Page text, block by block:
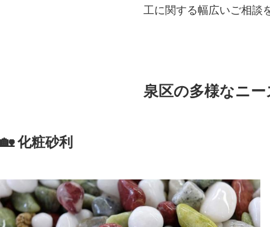
工に関する幅広いご相談
泉区の多様なニ
🏡 化粧砂利